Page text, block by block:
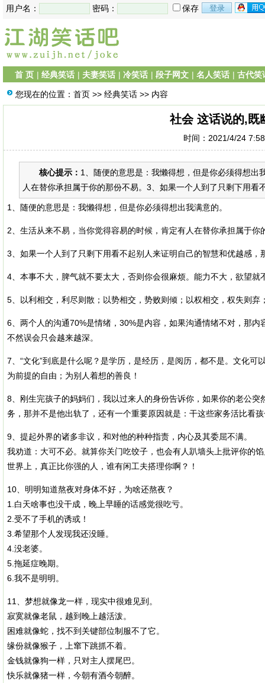
用户名： 密码： 保存
首 页 | 经典笑话 | 夫妻笑话 | 冷笑话 | 段子网文 | 名人笑话 | 古代笑
您现在的位置： 首页 >> 经典笑话 >> 内容
社会 这话说的,既
时间：2021/4/24
核心提示： 1、随便的意思是：我懒得想，但是你必须得想
人在替你承担属于你的那份不易。3、如果一个人到了只剩下用
1、随便的意思是：我懒得想，但是你必须得想出我满意的。
2、生活从来不易，当你觉得容易的时候，肯定有人在替你承担属于你
3、如果一个人到了只剩下用看不起别人来证明自己的智慧和优越感，
4、本事不大，脾气就不要太大，否则你会很麻烦。能力不大，欲望就
5、以利相交，利尽则散；以势相交，势败则倾；以权相交，权失则
6、两个人的沟通70%是情绪，30%是内容，如果沟通情绪不对，那
不然误会只会越来越深。
7、“文化”到底是什么呢？是学历，是经历，是阅历，都不是。文化
为前提的自由；为别人着想的善良！
8、刚生完孩子的妈妈们，我以过来人的身份告诉你，如果你的老公
务，那并不是他出轨了，还有一个重要原因就是：干这些家务活比看
9、提起外界的诸多非议，和对他的种种指责，内心及其委屈不满。
我劝道：大可不必。就算你关门吃饺子，也会有人趴墙头上批评你的
世界上，真正比你强的人，谁有闲工夫搭理你啊？！
10、明明知道熬夜对身体不好，为啥还熬夜？
1.白天啥事也没干成，晚上早睡的话感觉很吃亏。
2.受不了手机的诱或！
3.希望那个人发现我还没睡。
4.没老婆。
5.拖延症晚期。
6.我不是明明。
11、梦想就像龙一样，现实中很难见到。
寂寞就像老鼠，越到晚上越活泼。
困难就像蛇，找不到关键部位制服不了它。
缘份就像猴子，上窜下跳抓不着。
金钱就像狗一样，只对主人摆尾巴。
快乐就像猪一样，今朝有酒今朝醉。